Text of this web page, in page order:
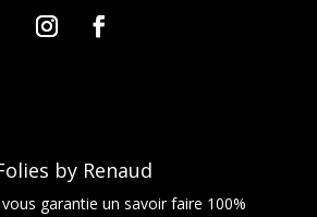
by Renaud
garantie un savoir faire 100%